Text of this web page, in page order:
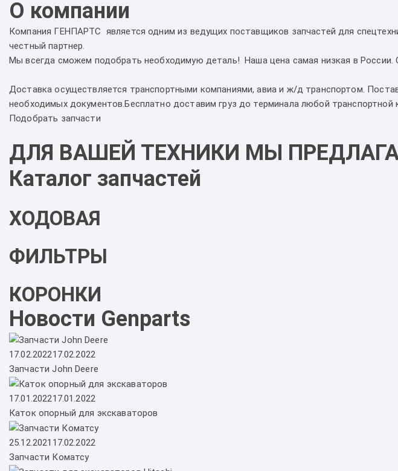
О компании
Компания ГЕНПАРТС является одним из ведущих поставщиков запчастей для
честный партнер.
Мы всегда сможем подобрать необходимую деталь! Наша цена самая низкая в
Доставка осуществляется транспортными компаниями, авиа и ж/д транспортом.
необходимых документов.Бесплатно доставим груз до терминала любой транспортной
Подобрать запчасти
ДЛЯ ВАШЕЙ ТЕХНИКИ МЫ
Каталог запчастей
ХОДОВАЯ
ФИЛЬТРЫ
КОРОНКИ
Новости Genparts
Posted on
17.02.202217.02.2022
Запчасти John Deere
Posted on
17.01.202217.01.2022
Каток опорный для экскаваторов
Posted on
25.12.2021 17.02.2022
Запчасти Коматсу